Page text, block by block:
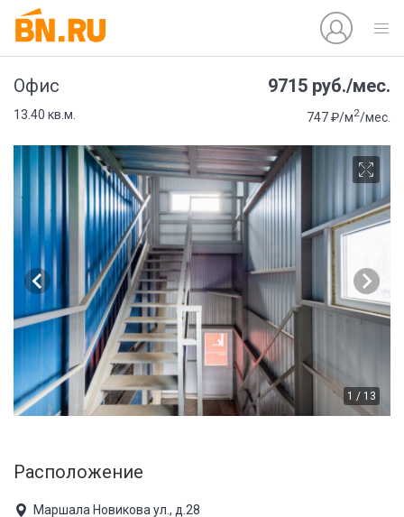
Офис 9715 руб./мес.
13.40 кв.м. 747 ₽/м2/мес.
1 / 13
Расположение
Маршала Новикова ул., д.28